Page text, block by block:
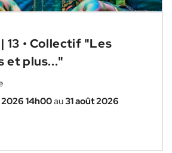
13 • Collectif "Les
et plus..."
14h00au31 août 2026